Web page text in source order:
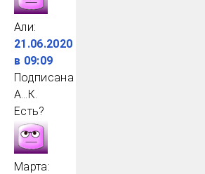
Али:
21.06.2020
в 09:09
Подписана
А…К.
Есть?
Марта: